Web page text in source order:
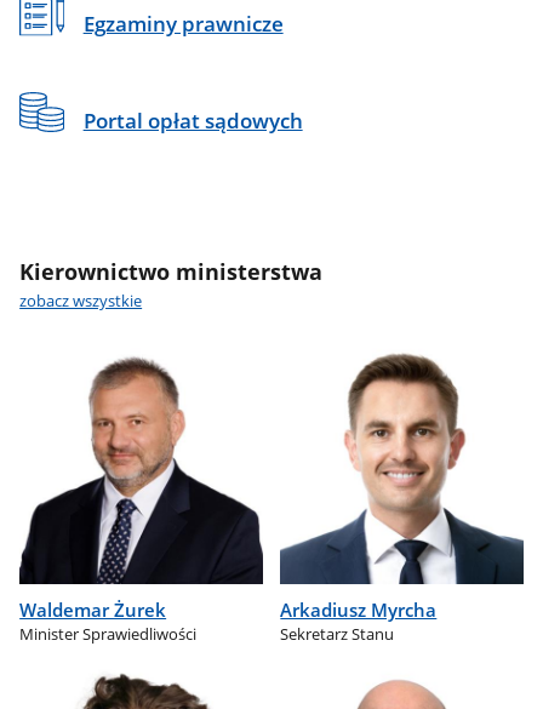
Egzaminy prawnicze
Portal opłat sądowych
Kierownictwo ministerstwa
zobacz wszystkie
Waldemar Żurek
Minister Sprawiedliwości
Arkadiusz Myrcha
Sekretarz Stanu